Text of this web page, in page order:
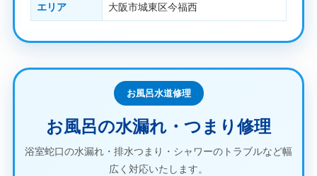
エリア 大阪市城東区今福西
お風呂水道修理
お風呂の水漏れ・つまり修理
浴室蛇口の水漏れ・排水つまり・シャワーのトラブルなど幅
広く対応いたします。